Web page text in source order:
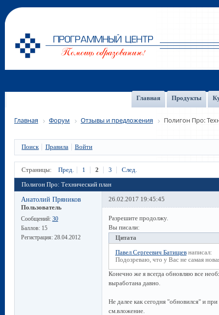
Главная Продукты
Главная Форум Отзывы и предложения Полигон Про:
Поиск Правила Войти
Страницы: Пред. 1 2 3 След.
Полигон Про: Технический план
Анатолий Пряников
Пользователь
Сообщений: 30
Баллов: 15
Регистрация: 28.04.2012
26.02.2017 19:45:45
Разрешите продолжу.
Вы писали:
Цитата
Павел Сергеевич Батищевнаписал:
Подозреваю, что у Вас не самая
Конечно же я всегда обновляю все
выработана давно.
Не далее как сегодня "обновился" и
см.вложение.